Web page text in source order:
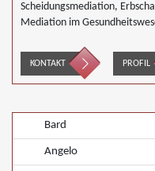
Scheidungsmediation,
Mediation im
KONTAKT PROFIL
Bard
Angelo